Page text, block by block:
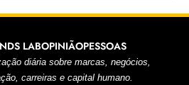
LABOPINIÃOPESSOAS
diária sobre marcas, negócios,
carreiras e capital humano.